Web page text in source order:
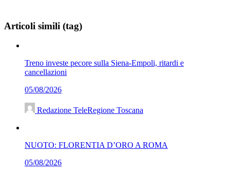
Articoli simili (tag)
Treno investe pecore sulla Siena-Empoli, ritardi e
cancellazioni
05/08/2026
Redazione TeleRegione Toscana
NUOTO: FLORENTIA D’ORO A ROMA
05/08/2026